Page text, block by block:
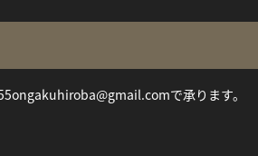
で承ります。